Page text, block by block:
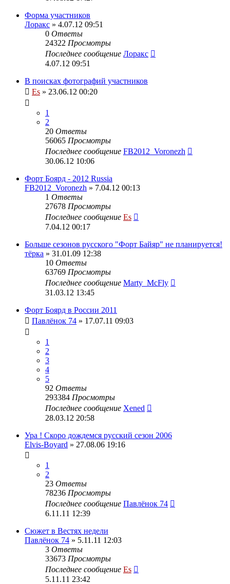
Форма участников
Лоракс » 4.07.12 09:51
0 Ответы
24322 Просмотры
Последнее сообщение Лоракс
4.07.12 09:51
В поисках фотографий участников
Es » 23.06.12 00:20
1
2
20 Ответы
56065 Просмотры
Последнее сообщение FB2012_Voronezh
30.06.12 10:06
Форт Боярд - 2012 Russia
FB2012_Voronezh » 7.04.12 00:13
1 Ответы
27678 Просмотры
Последнее сообщение Es
7.04.12 00:17
Больше сезонов русского "Форт Байяр" не планируется!
тёрка » 31.01.09 12:38
10 Ответы
63769 Просмотры
Последнее сообщение Marty_McFly
31.03.12 13:45
Форт Боярд в России 2011
Павлёнок 74 » 17.07.11 09:03
1
2
3
4
5
92 Ответы
293384 Просмотры
Последнее сообщение Xened
28.03.12 20:58
Ура ! Скоро дождемся русский сезон 2006
Elvis-Boyard » 27.08.06 19:16
1
2
23 Ответы
78236 Просмотры
Последнее сообщение Павлёнок 74
6.11.11 12:39
Сюжет в Вестях недели
Павлёнок 74 » 5.11.11 12:03
3 Ответы
33673 Просмотры
Последнее сообщение Es
5.11.11 23:42